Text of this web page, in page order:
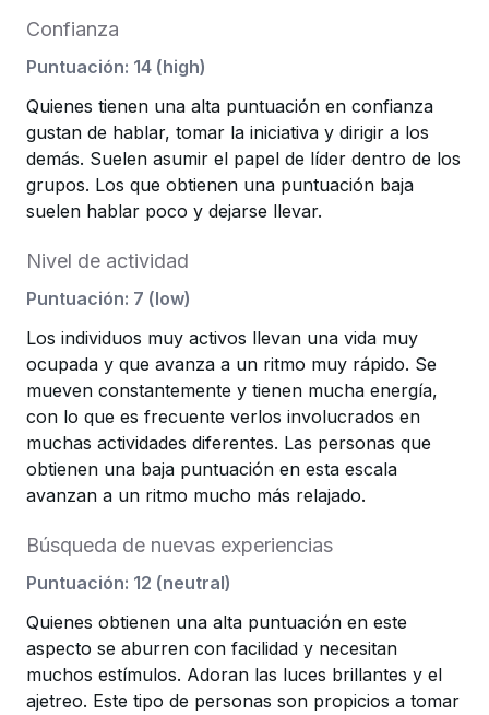
Confianza
Puntuación: 14 (high)
Quienes tienen una alta puntuación en confianza
gustan de hablar, tomar la iniciativa y dirigir a los
demás. Suelen asumir el papel de líder dentro de los
grupos. Los que obtienen una puntuación baja
suelen hablar poco y dejarse llevar.
Nivel de actividad
Puntuación: 7 (low)
Los individuos muy activos llevan una vida muy
ocupada y que avanza a un ritmo muy rápido. Se
mueven constantemente y tienen mucha energía,
con lo que es frecuente verlos involucrados en
muchas actividades diferentes. Las personas que
obtienen una baja puntuación en esta escala
avanzan a un ritmo mucho más relajado.
Búsqueda de nuevas experiencias
Puntuación: 12 (neutral)
Quienes obtienen una alta puntuación en este
aspecto se aburren con facilidad y necesitan
muchos estímulos. Adoran las luces brillantes y el
ajetreo. Este tipo de personas son propicios a tomar